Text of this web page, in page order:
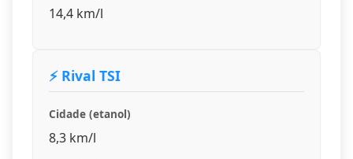
14,4 km/l
⚡ Rival TSI
Cidade (etanol)
8,3 km/l